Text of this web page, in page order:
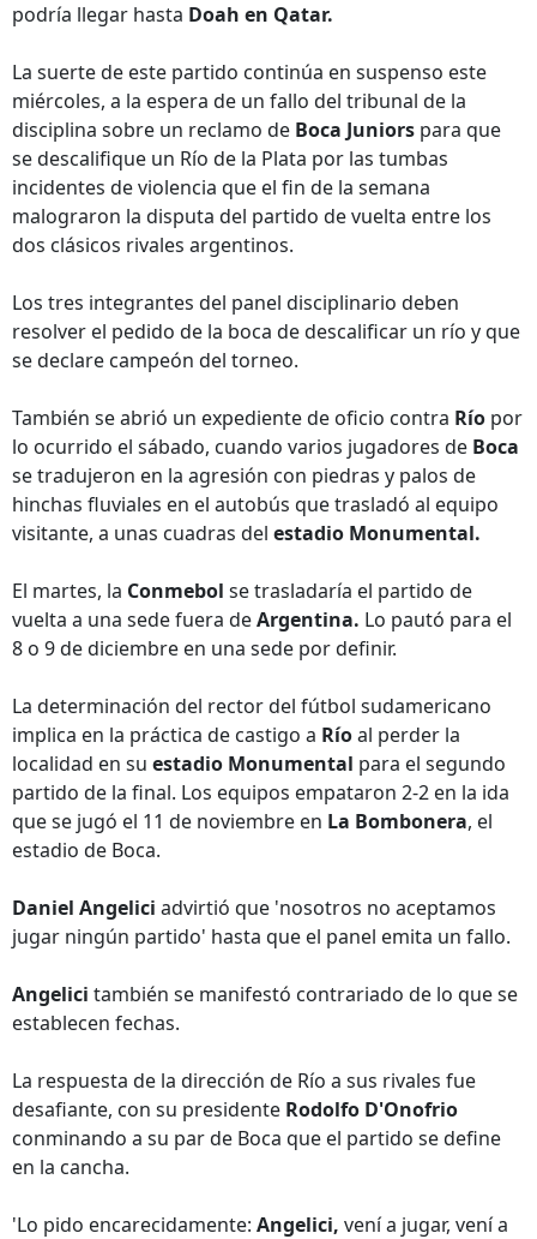
podría llegar hasta Doah en Qatar.
La suerte de este partido continúa en suspenso este
miércoles, a la espera de un fallo del tribunal de la
disciplina sobre un reclamo de Boca Juniors para que
se descalifique un Río de la Plata por las tumbas
incidentes de violencia que el fin de la semana
malograron la disputa del partido de vuelta entre los
dos clásicos rivales argentinos.
Los tres integrantes del panel disciplinario deben
resolver el pedido de la boca de descalificar un río y que
se declare campeón del torneo.
También se abrió un expediente de oficio contra Río por
lo ocurrido el sábado, cuando varios jugadores de Boca
se tradujeron en la agresión con piedras y palos de
hinchas fluviales en el autobús que trasladó al equipo
visitante, a unas cuadras del estadio Monumental.
El martes, la Conmebol se trasladaría el partido de
vuelta a una sede fuera deArgentina. Lo pautó para el
8 o 9 de diciembre en una sede por definir.
La determinación del rector del fútbol sudamericano
implica en la práctica de castigo a Ríoal perder la
localidad en su estadio Monumental para el segundo
partido de la final. Los equipos empataron 2-2 en la ida
que se jugó el 11 de noviembre en La Bombonera, el
estadio de Boca.
Daniel Angelici advirtió que 'nosotros no aceptamos
jugar ningún partido' hasta que el panel emita un fallo.
Angelici también se manifestó contrariado de lo que se
establecen fechas.
La respuesta de la dirección de Río a sus rivales fue
desafiante, con su presidente Rodolfo D'Onofrio
conminando a su par de Boca que el partido se define
en la cancha.
'Lo pido encarecidamente: Angelici, vení a jugar, vení a